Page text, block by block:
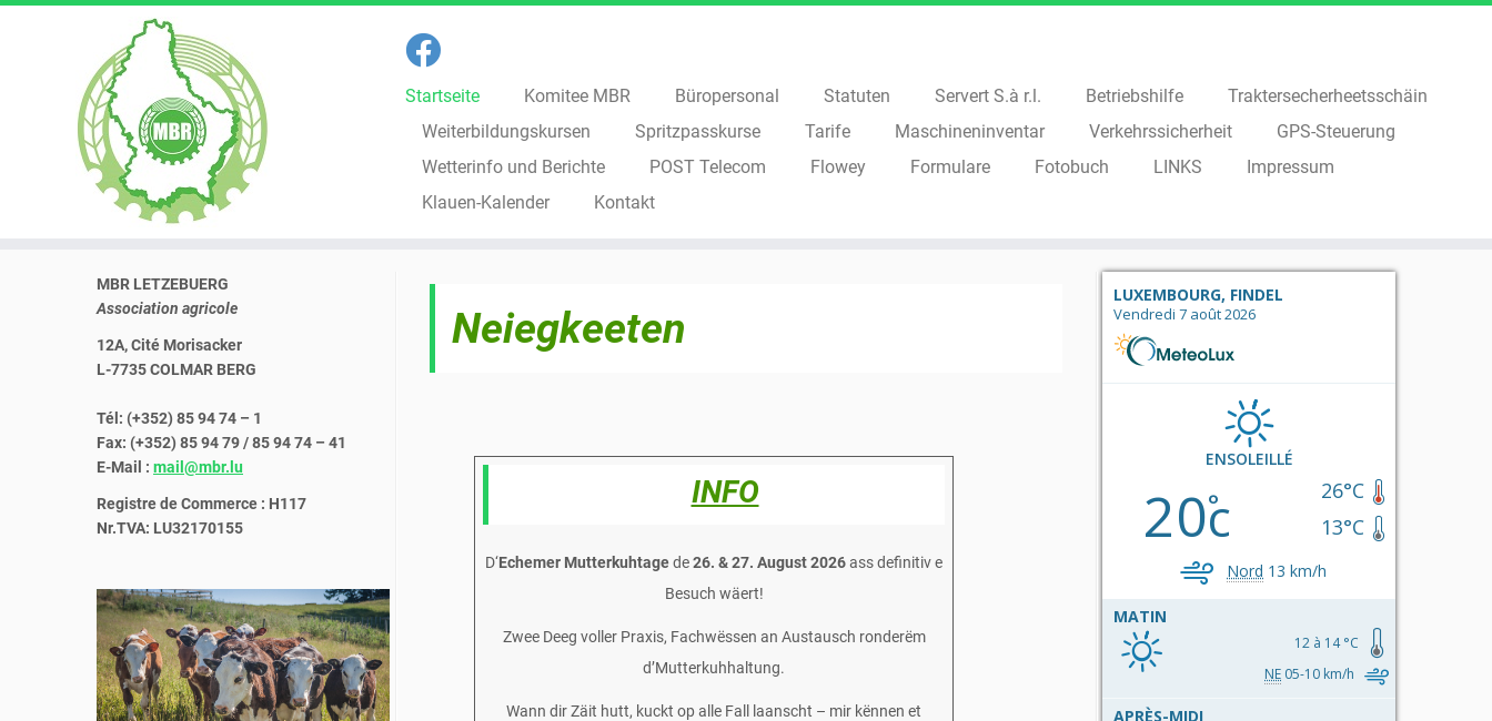
Startseite Komitee MBR Büropersonal Statuten Servert S.à r.l. Betriebshilfe
Traktersecherheetsschäin
Weiterbildungskursen
Spritzpasskurse Tarife Maschineninventar Verkehrssicherheit
GPS-Steuerung
Wetterinfo und Berichte
POST Telecom Flowey Formulare Fotobuch LINKS
Impressum
Klauen-Kalender
Kontakt
MBR LETZEBUERG
Association agricole
12A, Cité Morisacker
L-7735 COLMAR BERG
Tél: (+352) 85 94 74 – 1
Fax: (+352) 85 94 79 / 85 94 74 – 41
E-Mail : mail@mbr.lu
Registre de Commerce : H117
Nr.TVA: LU32170155
Neiegkeeten
INFO
D‘Echemer Mutterkuhtagede26. & 27. August 2026ass definitiv e
Besuch wäert!
Zwee Deeg voller Praxis, Fachwëssen an Austausch ronderëm
d’Mutterkuhhaltung.
Wann dir Zäit hutt, kuckt op alle Fall laanscht – mir kënnen et
LUXEMBOURG, FINDEL
Vendredi 7 août 2026
ENSOLEILLÉ
26°C
13°C
20c
Nord 13 km/h
MATIN
12 à 14 °C
NE 05-10 km/h
APRÈS-MIDI